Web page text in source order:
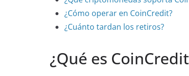
¿Cómo operar en CoinCredit?
¿Cuánto tardan los retiros?
¿Qué es